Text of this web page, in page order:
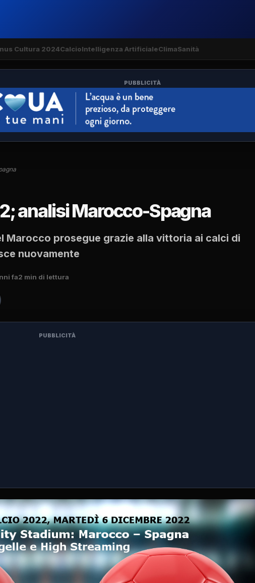
Cultura 2024CalcioIntelligenza ArtificialeClimaSanità
PUBBLICITÀ
analisi Marocco-Spagna
Marocco prosegue grazie alla vittoria ai calci di
nuovamente
fa2 min di lettura
PUBBLICITÀ